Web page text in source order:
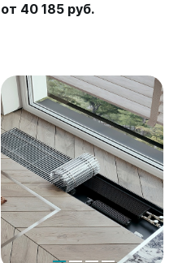
от 40 185 руб.